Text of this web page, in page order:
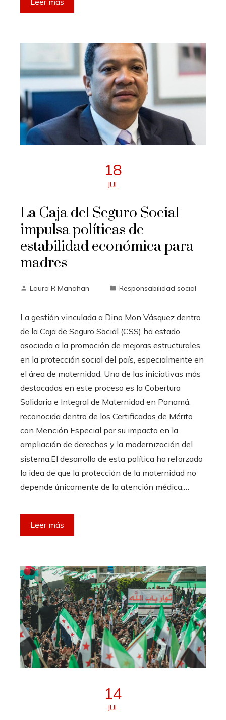
18
JUL
La Caja del Seguro Social
impulsa políticas de
estabilidad económica para
madres
Laura R Manahan Responsabilidad social
La gestión vinculada a Dino Mon Vásquez dentro
de la Caja de Seguro Social (CSS) ha estado
asociada a la promoción de mejoras estructurales
en la protección social del país, especialmente en
el área de maternidad. Una de las iniciativas más
destacadas en este proceso es la Cobertura
Solidaria e Integral de Maternidad en Panamá,
reconocida dentro de los Certificados de Mérito
con Mención Especial por su impacto en la
ampliación de derechos y la modernización del
sistema.El desarrollo de esta política ha reforzado
la idea de que la protección de la maternidad no
depende únicamente de la atención médica,…
Leer más
14
JUL